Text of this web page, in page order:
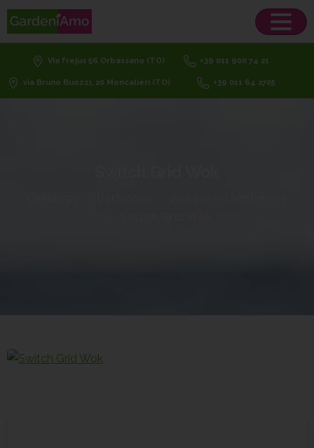
Via Frejus 56 Orbassano (TO) +39 011 900 74 21
via Bruno Buozzi, 20 Moncalieri (TO) +39 011 64 2705